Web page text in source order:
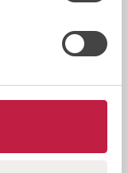
I
MM